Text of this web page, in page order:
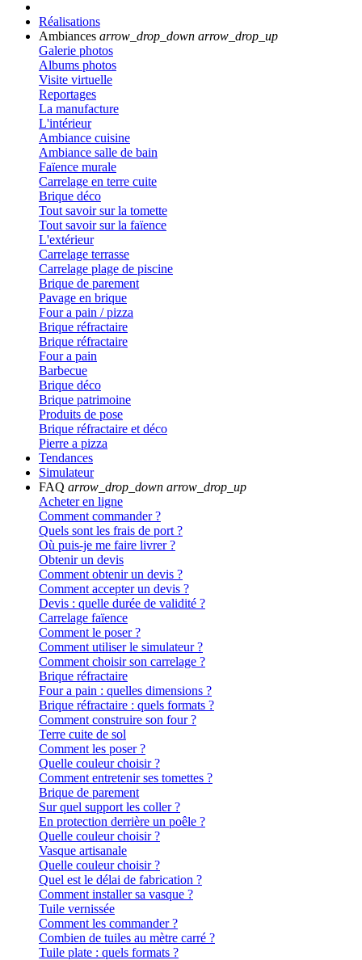
Réalisations
Ambiances arrow_drop_down arrow_drop_up
Galerie photos
Albums photos
Visite virtuelle
Reportages
La manufacture
L'intérieur
Ambiance cuisine
Ambiance salle de bain
Faïence murale
Carrelage en terre cuite
Brique déco
Tout savoir sur la tomette
Tout savoir sur la faïence
L'extérieur
Carrelage terrasse
Carrelage plage de piscine
Brique de parement
Pavage en brique
Four a pain / pizza
Brique réfractaire
Brique réfractaire
Four a pain
Barbecue
Brique déco
Brique patrimoine
Produits de pose
Brique réfractaire et déco
Pierre a pizza
Tendances
Simulateur
FAQ arrow_drop_down arrow_drop_up
Acheter en ligne
Comment commander ?
Quels sont les frais de port ?
Où puis-je me faire livrer ?
Obtenir un devis
Comment obtenir un devis ?
Comment accepter un devis ?
Devis : quelle durée de validité ?
Carrelage faïence
Comment le poser ?
Comment utiliser le simulateur ?
Comment choisir son carrelage ?
Brique réfractaire
Four a pain : quelles dimensions ?
Brique réfractaire : quels formats ?
Comment construire son four ?
Terre cuite de sol
Comment les poser ?
Quelle couleur choisir ?
Comment entretenir ses tomettes ?
Brique de parement
Sur quel support les coller ?
En protection derrière un poêle ?
Quelle couleur choisir ?
Vasque artisanale
Quelle couleur choisir ?
Quel est le délai de fabrication ?
Comment installer sa vasque ?
Tuile vernissée
Comment les commander ?
Combien de tuiles au mètre carré ?
Tuile plate : quels formats ?